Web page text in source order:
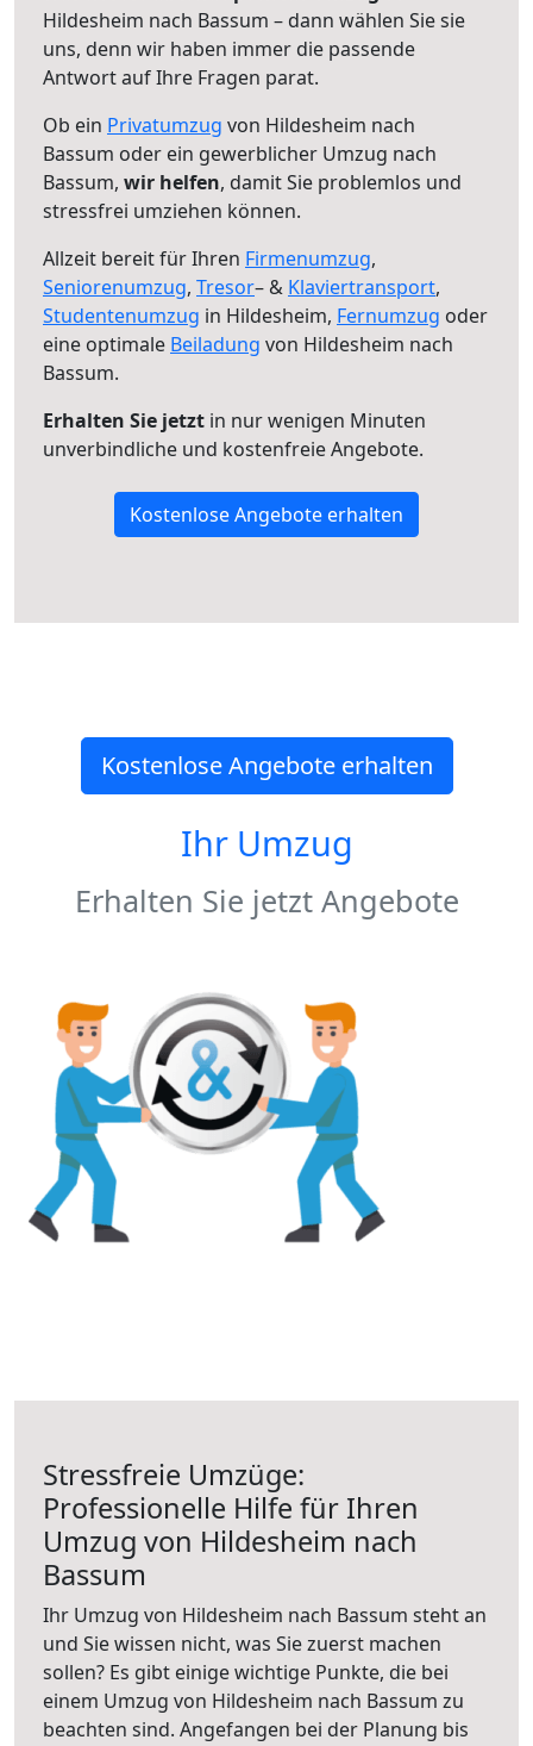
Hildesheim nach Bassum – dann wählen Sie sie
uns, denn wir haben immer die passende
Antwort auf Ihre Fragen parat.
Ob ein Privatumzug von Hildesheim nach
Bassum oder ein gewerblicher Umzug nach
Bassum, wir helfen, damit Sie problemlos und
stressfrei umziehen können.
Allzeit bereit für Ihren Firmenumzug,
Seniorenumzug, Tresor– & Klaviertransport,
Studentenumzug in Hildesheim, Fernumzug oder
eine optimale Beiladung von Hildesheim nach
Bassum.
Erhalten Sie jetzt in nur wenigen Minuten
unverbindliche und kostenfreie Angebote.
Kostenlose Angebote erhalten
Kostenlose Angebote erhalten
Ihr Umzug
Erhalten Sie jetzt Angebote
Stressfreie Umzüge:
Professionelle Hilfe für Ihren
Umzug von Hildesheim nach
Bassum
Ihr Umzug von Hildesheim nach Bassum steht an
und Sie wissen nicht, was Sie zuerst machen
sollen? Es gibt einige wichtige Punkte, die bei
einem Umzug von Hildesheim nach Bassum zu
beachten sind. Angefangen bei der Planung bis